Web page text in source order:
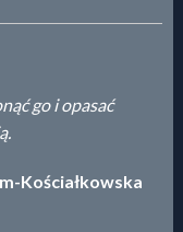
go i opasać
Kościałkowska